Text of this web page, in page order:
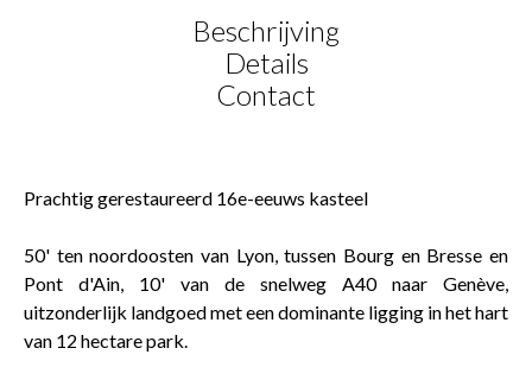
Beschrijving
Details
Contact
Prachtig gerestaureerd 16e-eeuws kasteel
50' ten noordoosten van Lyon, tussen Bourg en Bresse en
Pont d'Ain, 10' van de snelweg A40 naar Genève,
uitzonderlijk landgoed met een dominante ligging in het hart
van 12 hectare park.